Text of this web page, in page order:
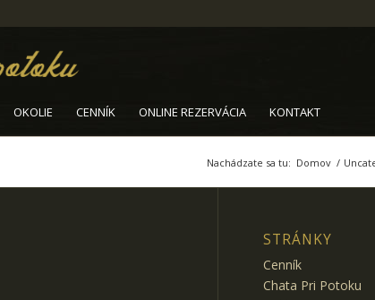
OKOLIE CENNÍK ONLINE REZERVÁCIA KONTAKT
Nachádzate sa tu: Domov /
STRÁNKY
Cenník
Chata Pri Potoku